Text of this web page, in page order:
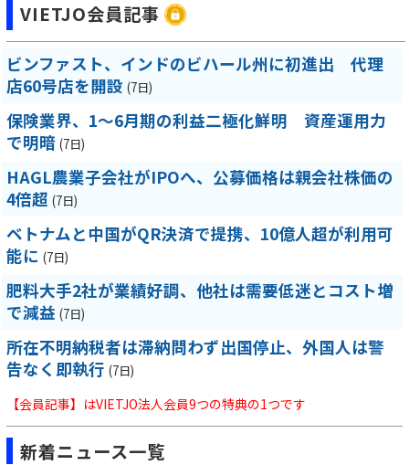
VIETJO会員記事
ビンファスト、インドのビハール州に初進出 代理
店60号店を開設 (7日)
保険業界、1～6月期の利益二極化鮮明 資産運用力
で明暗 (7日)
HAGL農業子会社がIPOへ、公募価格は親会社株価の
4倍超 (7日)
ベトナムと中国がQR決済で提携、10億人超が利用可
能に (7日)
肥料大手2社が業績好調、他社は需要低迷とコスト増
で減益 (7日)
所在不明納税者は滞納問わず出国停止、外国人は警
告なく即執行 (7日)
【会員記事】はVIETJO法人会員9つの特典の1つです
新着ニュース一覧